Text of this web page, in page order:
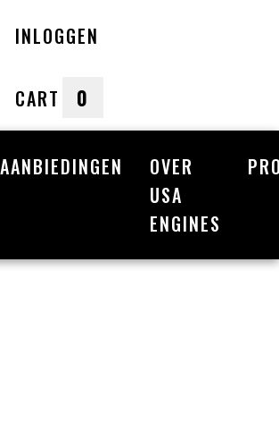
INLOGGEN
CART 0
AANBIEDINGEN
OVER
USA
ENGINES